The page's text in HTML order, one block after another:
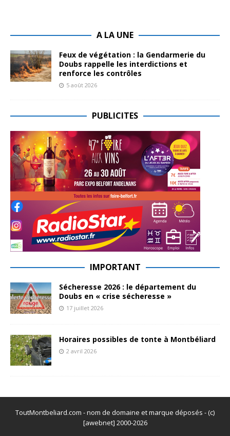
A LA UNE
Feux de végétation : la Gendarmerie du
Doubs rappelle les interdictions et
renforce les contrôles
5 août 2026
PUBLICITES
IMPORTANT
Sécheresse 2026 : le département du
Doubs en « crise sécheresse »
17 juillet 2026
Horaires possibles de tonte à Montbéliard
2 avril 2026
ToutMontbeliard.com - nom de domaine et marque déposés - (c)
[awebnet] 2000-2026